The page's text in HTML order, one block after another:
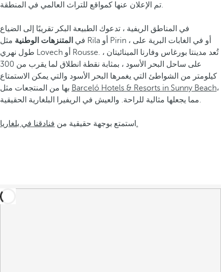
تم الإعلان عنها كمواقع للتراث العالمي في المنطقة.
في المناطق الريفية ، تدعوك الطبيعة البكر تقريبًا إلى الضياع
في المتنزهات الوطنية مثل Rila أو Pirin ، أو في الغابات البرية على
طول نهري Lovech أو Rousse. تُعد مدينتا بورغاس وفارنا المينائيتان ،
على ساحل البحر الأسود ، بمثابة نقطة انطلاق لما يقرب من 300
كيلومتر من الشواطئ التي يغمرها البحر الأسود والتي يمكن الاستمتاع
Barceló Hotels & Resorts in Sunny Beach،
مما يجعلها مثالية للراحة. والعيش في الريفيرا البلغارية الحقيقية.
استمتع بوجهة حقيقية من فنادقنا في بلغاريا.